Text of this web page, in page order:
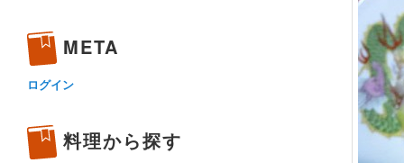
META
ログイン
料理から探す